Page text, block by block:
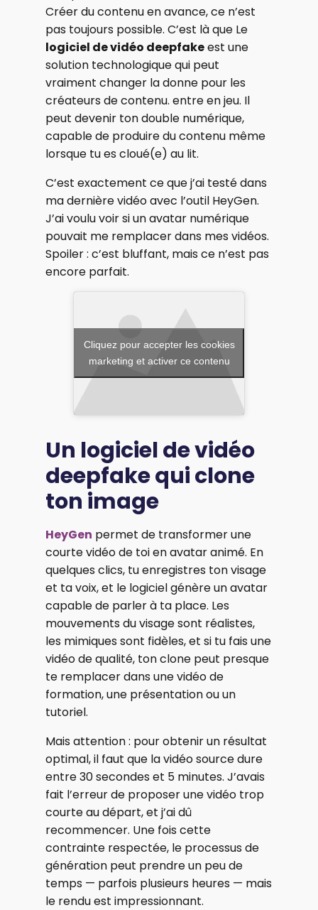
Créer du contenu en avance, ce n’est
pas toujours possible. C’est là que Le
logiciel de vidéo deepfakeest une
solution technologique qui peut
vraiment changer la donne pour les
créateurs de contenu. entre en jeu. Il
peut devenir ton double numérique,
capable de produire du contenu même
lorsque tu es cloué(e) au lit.
C’est exactement ce que j’ai testé dans
ma dernière vidéo avec l’outil HeyGen.
J’ai voulu voir si un avatar numérique
pouvait me remplacer dans mes vidéos.
Spoiler : c’est bluffant, mais ce n’est pas
encore parfait.
Cliquez pour accepter les cookies
marketing et activer ce contenu
Un logiciel de vidéo
deepfake qui clone
ton image
HeyGen permet de transformer une
courte vidéo de toi en avatar animé. En
quelques clics, tu enregistres ton visage
et ta voix, et le logiciel génère un avatar
capable de parler à ta place. Les
mouvements du visage sont réalistes,
les mimiques sont fidèles, et si tu fais une
vidéo de qualité, ton clone peut presque
te remplacer dans une vidéo de
formation, une présentation ou un
tutoriel.
Mais attention : pour obtenir un résultat
optimal, il faut que la vidéo source dure
entre 30 secondes et 5 minutes. J’avais
fait l’erreur de proposer une vidéo trop
courte au départ, et j’ai dû
recommencer. Une fois cette
contrainte respectée, le processus de
génération peut prendre un peu de
temps — parfois plusieurs heures — mais
le rendu est impressionnant.